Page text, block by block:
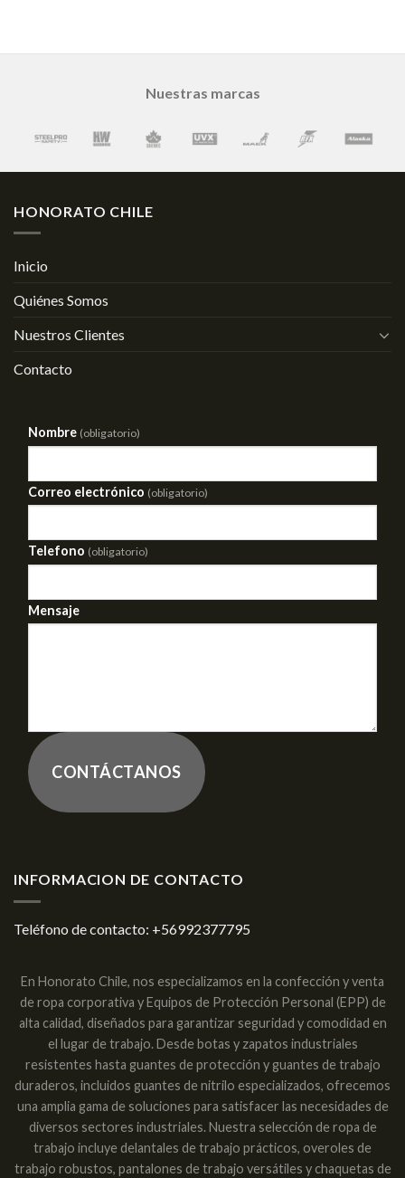
Nuestras marcas
HONORATO CHILE
Inicio
Quiénes Somos
Nuestros Clientes
Contacto
Nombre (obligatorio)
Correo electrónico (obligatorio)
Telefono (obligatorio)
Mensaje
CONTÁCTANOS
INFORMACION DE CONTACTO
Teléfono de contacto: +56992377795
En Honorato Chile, nos especializamos en la confección y venta
de ropa corporativa y Equipos de Protección Personal (EPP) de
alta calidad, diseñados para garantizar seguridad y comodidad en
el lugar de trabajo. Desde botas y zapatos industriales
resistentes hasta guantes de protección y guantes de trabajo
duraderos, incluidos guantes de nitrilo especializados, ofrecemos
una amplia gama de soluciones para satisfacer las necesidades de
diversos sectores industriales. Nuestra selección de ropa de
trabajo incluye delantales de trabajo prácticos, overoles de
trabajo robustos, pantalones de trabajo versátiles y chaquetas de